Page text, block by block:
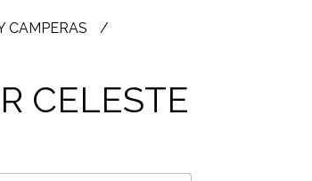
CAMPERAS
CELESTE